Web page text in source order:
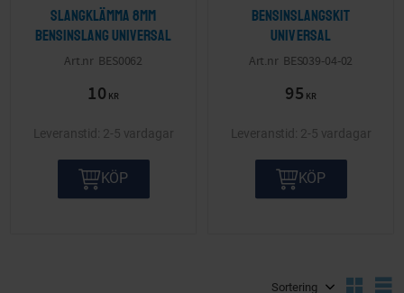
Slangklämma 8mm
bensinslang Universal
BES0062
10 KR
2-5 vardagar
KÖP
Bensinslangskit
Universal
BES039-04-02
95 KR
2-5 vardagar
KÖP